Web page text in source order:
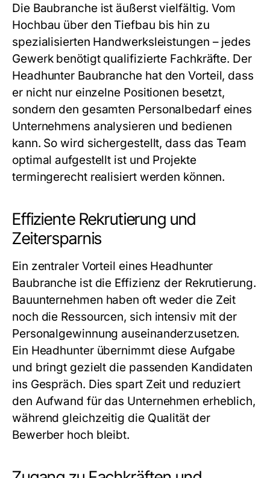
Die Baubranche ist äußerst vielfältig. Vom
Hochbau über den Tiefbau bis hin zu
spezialisierten Handwerksleistungen – jedes
Gewerk benötigt qualifizierte Fachkräfte. Der
Headhunter Baubranche hat den Vorteil, dass
er nicht nur einzelne Positionen besetzt,
sondern den gesamten Personalbedarf eines
Unternehmens analysieren und bedienen
kann. So wird sichergestellt, dass das Team
optimal aufgestellt ist und Projekte
termingerecht realisiert werden können.
Effiziente Rekrutierung und
Zeitersparnis
Ein zentraler Vorteil eines Headhunter
Baubranche ist die Effizienz der Rekrutierung.
Bauunternehmen haben oft weder die Zeit
noch die Ressourcen, sich intensiv mit der
Personalgewinnung auseinanderzusetzen.
Ein Headhunter übernimmt diese Aufgabe
und bringt gezielt die passenden Kandidaten
ins Gespräch. Dies spart Zeit und reduziert
den Aufwand für das Unternehmen erheblich,
während gleichzeitig die Qualität der
Bewerber hoch bleibt.